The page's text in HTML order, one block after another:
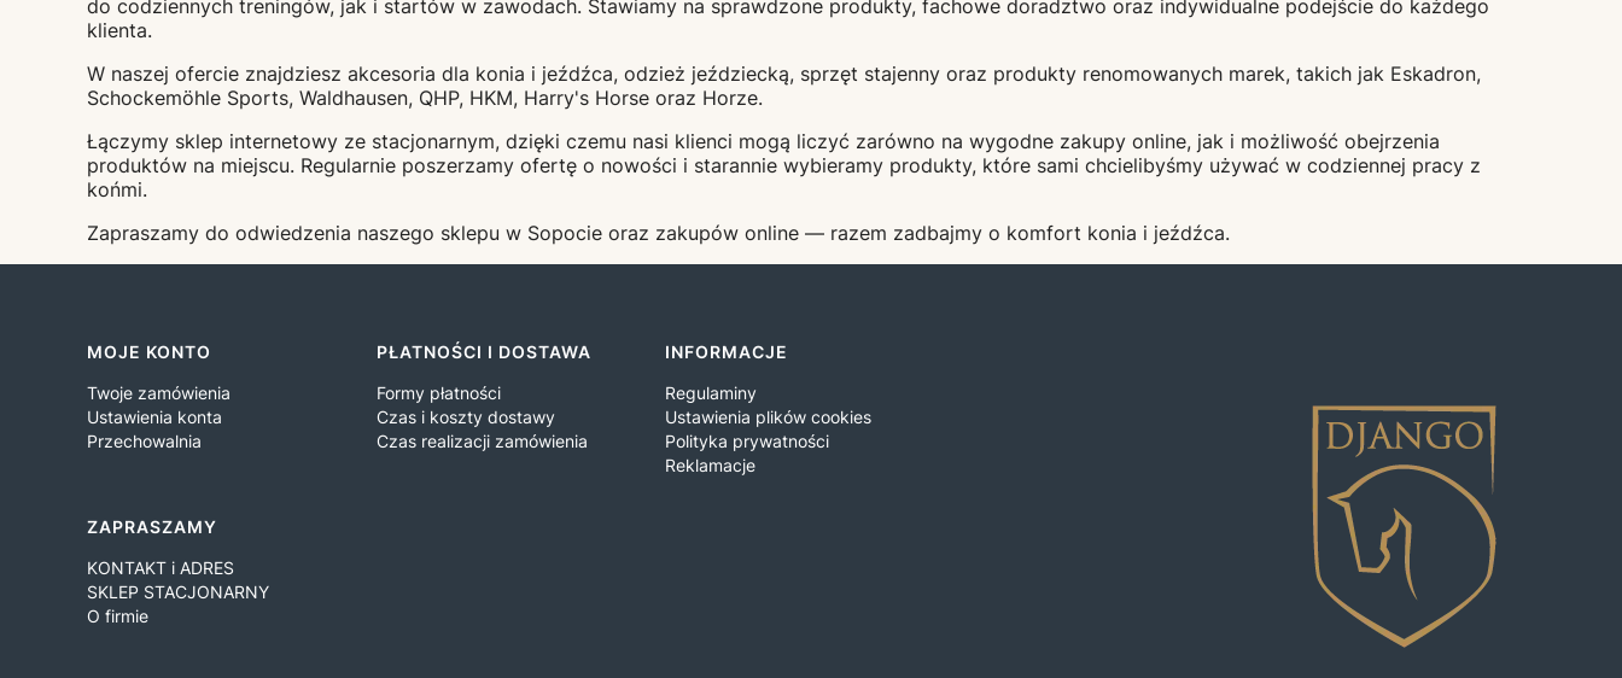
do codziennych treningów, jak i startów w zawodach. Stawiamy na sprawdzone produkty, fachowe doradztwo oraz indywidualne podejście do każdego
klienta.
W naszej ofercie znajdziesz akcesoria dla konia i jeźdźca, odzież jeździecką, sprzęt stajenny oraz produkty renomowanych marek, takich jak Eskadron,
Schockemöhle Sports, Waldhausen, QHP, HKM, Harry's Horse oraz Horze.
Łączymy sklep internetowy ze stacjonarnym, dzięki czemu nasi klienci mogą liczyć zarówno na wygodne zakupy online, jak i możliwość obejrzenia
produktów na miejscu. Regularnie poszerzamy ofertę o nowości i starannie wybieramy produkty, które sami chcielibyśmy używać w codziennej pracy z
końmi.
Zapraszamy do odwiedzenia naszego sklepu w Sopocie oraz zakupów online — razem zadbajmy o komfort konia i jeźdźca.
Linki w stopce
MOJE KONTO
Twoje zamówienia
Ustawienia konta
Przechowalnia
PŁATNOŚCI I DOSTAWA
Formy płatności
Czas i koszty dostawy
Czas realizacji zamówienia
INFORMACJE
Regulaminy
Ustawienia plików cookies
Polityka prywatności
Reklamacje
ZAPRASZAMY
KONTAKT i ADRES
SKLEP STACJONARNY
O firmie